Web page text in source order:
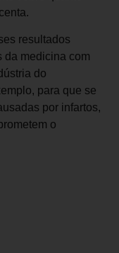
resultados
da medicina com
do
para que se
por infartos,
o